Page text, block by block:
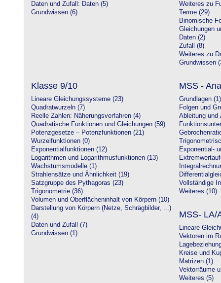
Daten und Zufall: Daten (5)
Grundwissen (6)
Weiteres zu
Terme (29)
Binomische
Gleichungen
Daten (2)
Zufall (8)
Weiteres zu
Grundwissen
Klasse 9/10
Lineare Gleichungssysteme (23)
Quadratwurzeln (7)
Reelle Zahlen: Näherungsverfahren (4)
Quadratische Funktionen und Gleichungen (59)
Potenzgesetze – Potenzfunktionen (21)
Wurzelfunktionen (0)
Exponentialfunktionen (12)
Logarithmen und Logarithmusfunktionen (13)
Wachstumsmodelle (1)
Strahlensätze und Ähnlichkeit (19)
Satzgruppe des Pythagoras (23)
Trigonometrie (36)
Volumen und Oberflächeninhalt von Körpern (10)
Darstellung von Körpern (Netze, Schrägbilder, ...)
(4)
Daten und Zufall (7)
Grundwissen (1)
MSS -
Grundlagen (1)
Folgen und
Ableitung und
Exponential-
Vollständige
Weiteres (10)
MSS- LA/
Lineare
Vektoren im
Kreise und
Matrizen (1)
Vektorräume
Weiteres (5)